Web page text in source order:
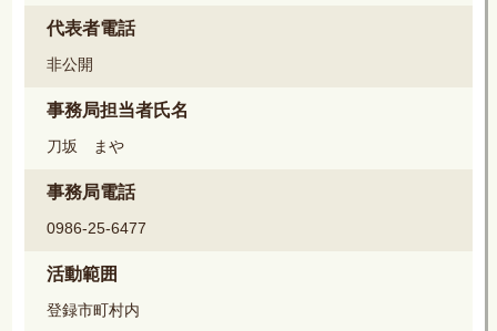
代表者電話
非公開
事務局担当者氏名
刀坂 まや
事務局電話
0986-25-6477
活動範囲
登録市町村内